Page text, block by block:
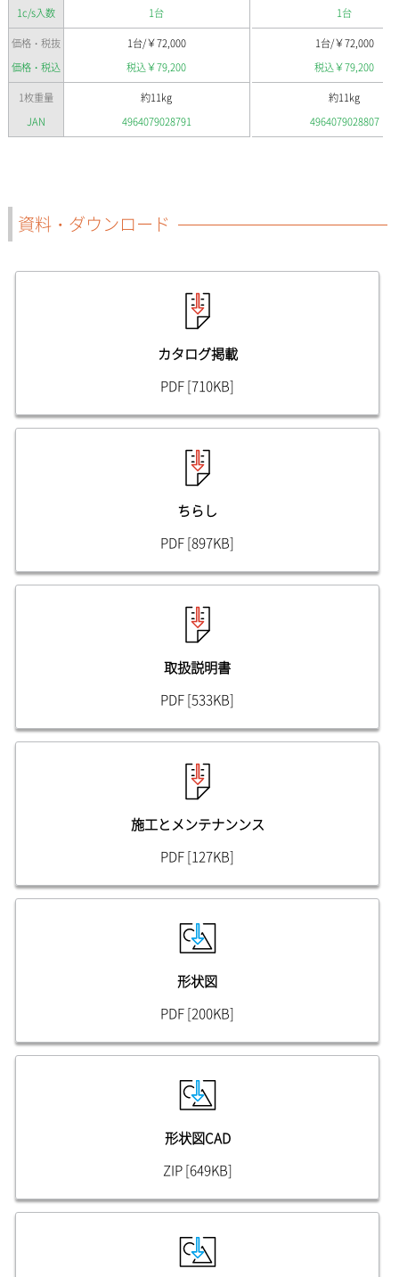
1c/s入数
価格・税抜
価格・税込
1枚重量
JAN
1台
1台/￥72,000
税込￥79,200
約11kg
4964079028791
1台
1台/￥72,000
税込￥79,200
約11kg
4964079028807
資料・ダウンロード
カタログ掲載
PDF [710KB]
ちらし
PDF [897KB]
取扱説明書
PDF [533KB]
施工とメンテナンンス
PDF [127KB]
形状図
PDF [200KB]
形状図CAD
ZIP [649KB]